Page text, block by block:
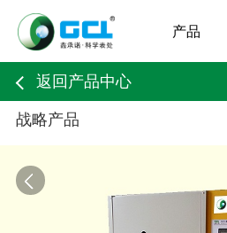
产品
返回产品中心
战略产品